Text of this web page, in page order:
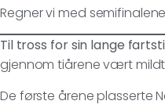
Regner vi med
Til tross for sin lange
gjennom tiårene vært
De første årene plasserte